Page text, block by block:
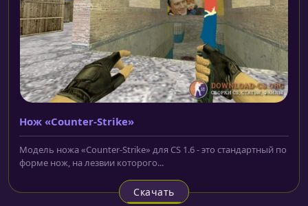
Нож «Counter-Strike»
Модель ножа «Counter-Strike» для CS 1.6 - это стандартный по
форме нож, на лезвии которого...
Скачать